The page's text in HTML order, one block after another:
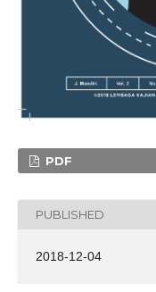
PDF
PUBLISHED
2018-12-04